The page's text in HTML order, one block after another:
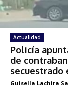
Actualidad
Policía
de
secuestrado
Guisella Lachira